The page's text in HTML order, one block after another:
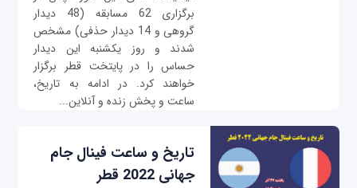
برگزاری 62 مسابقه (48 دیدار
گروهی و 14 دیدار حذفی) مشخص
شدند و روز یکشنبه این دیدار
حساس را در پایتخت قطر برگزار
خواهند کرد. در ادامه به تاریخ،
ساعت و پخش زنده و آنلاین...
تاریخ و ساعت فینال جام
جهانی 2022 قطر